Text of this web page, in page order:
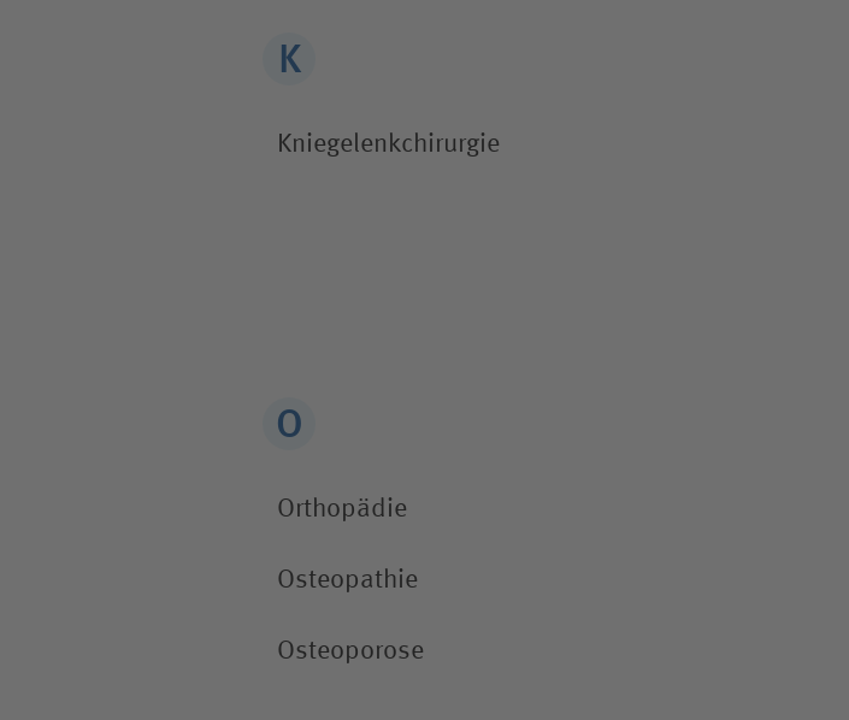
Kniegelenk­chirurgie
Orthopädie
Osteopathie
Osteoporose